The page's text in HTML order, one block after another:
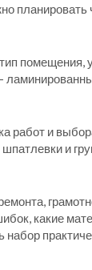
планировать
помещения,
работ и
и
какие